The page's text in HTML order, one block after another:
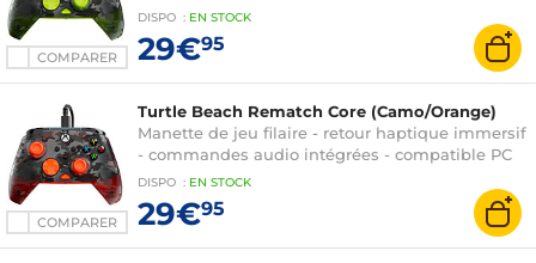
COMPARER
et Xbox Series X|S
DISPO : EN STOCK
29€95
COMPARER
Turtle Beach Rematch Core (Camo/Orange)
Manette de jeu filaire - retour haptique immersif
- commandes audio intégrées - compatible PC
et Xbox Series X|S
DISPO : EN STOCK
29€95